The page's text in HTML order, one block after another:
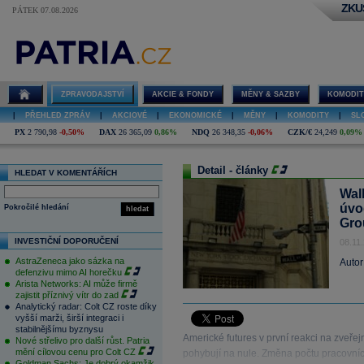
PÁTEK 07.08.2026
ZPRAVODAJSTVÍ AKCIE & FONDY MĚNY & SAZBY
PŘEHLED ZPRÁV AKCIOVÉ EKONOMICKÉ MĚNY KOMODITY
PX 2 790,98 -0,50% DAX 26 365,09 0,86% NDQ 26 348,35 -0,06% CZK/€ 24,249 0,09%
HLEDAT V KOMENTÁŘÍCH
hledat
Pokročilé hledání
INVESTIČNÍ DOPORUČENÍ
AstraZeneca jako sázka na
defenzivu mimo AI horečku
Arista Networks: AI může firmě
zajistit příznivý vítr do zad
Analytický radar: Colt CZ roste díky
vyšší marži, širší integraci i
stabilnějšímu byznysu
Nové střelivo pro další růst. Patria
mění cílovou cenu pro Colt CZ
Detail - články
Americké futures v první reakci na
pohybují na nule. Změna počtu